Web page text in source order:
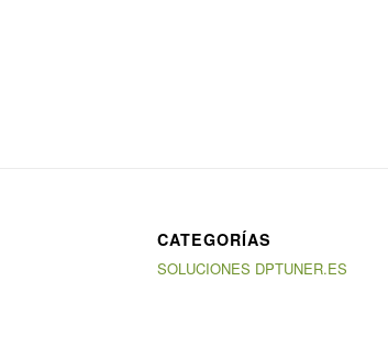
CATEGORÍAS
SOLUCIONES DPTUNER.ES